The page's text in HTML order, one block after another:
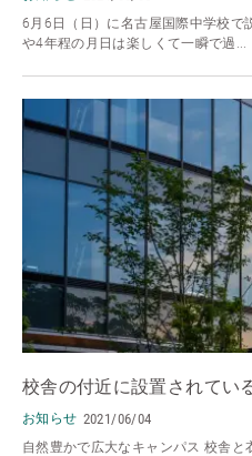
6月6日（日）に名古屋国際中学校で
や4年程の月日は楽しくて一瞬で過...
校舎の付近に設置されてい
お知らせ 2021/06/04
自然豊かで広大なキャンパス 校舎